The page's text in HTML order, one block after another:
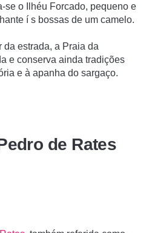
se o Ilhéu Forcado, pequeno e
í s bossas de um camelo.
da estrada, a Praia da
e conserva ainda tradições
e à apanha do sargaço.
de Rates